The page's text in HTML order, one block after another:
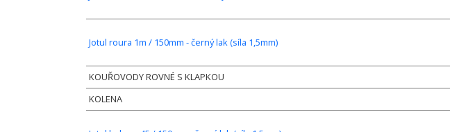
Jotul roura 1m / 150mm - černý lak (síla 1,5mm)
KOUŘOVODY ROVNÉ S KLAPKOU
KOLENA